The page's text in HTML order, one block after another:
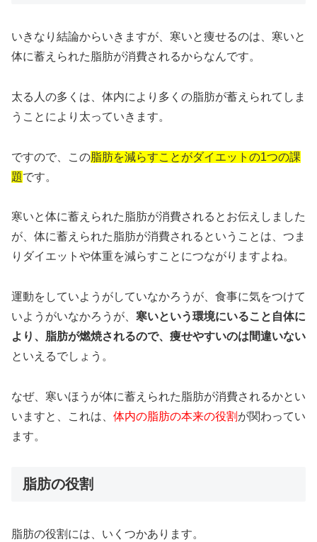
いきなり結論からいきますが、寒いと痩せるのは、寒いと
体に蓄えられた脂肪が消費されるからなんです。
太る人の多くは、体内により多くの脂肪が蓄えられてしま
うことにより太っていきます。
ですので、この脂肪を減らすことがダイエットの1つの課
題です。
寒いと体に蓄えられた脂肪が消費されるとお伝えしました
が、体に蓄えられた脂肪が消費されるということは、つま
りダイエットや体重を減らすことにつながりますよね。
運動をしていようがしていなかろうが、食事に気をつけて
いようがいなかろうが、 寒いという環境にいること自体に
より、脂肪が燃焼されるので、痩せやすいのは間違いない
といえるでしょう。
なぜ、寒いほうが体に蓄えられた脂肪が消費されるかとい
いますと、これは、 体内の脂肪の本来の役割 が関わってい
ます。
脂肪の役割
脂肪の役割には、いくつかあります。